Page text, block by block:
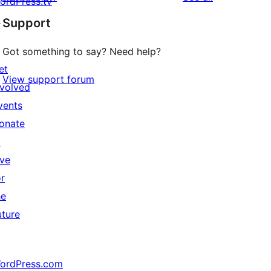
Support
Got something to say? Need help?
View support forum